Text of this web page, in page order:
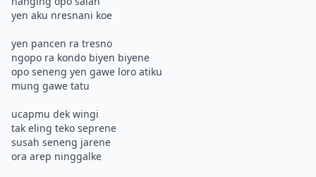
yen aku nresnani koe
yen pancen ra tresno
ngopo ra kondo biyen biyene
opo seneng yen gawe loro atiku
mung gawe tatu
ucapmu dek wingi
tak eling teko seprene
susah seneng jarene
ora arep ninggalke